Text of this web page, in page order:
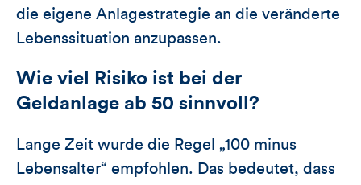
die eigene Anlagestrategie an die veränderte
Lebenssituation anzupassen.
Wie viel Risiko ist bei der
Geldanlage ab 50 sinnvoll?
Lange Zeit wurde die Regel „100 minus
Lebensalter“ empfohlen. Das bedeutet, dass